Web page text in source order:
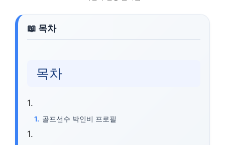
목차
골프선수 박인비 프로필